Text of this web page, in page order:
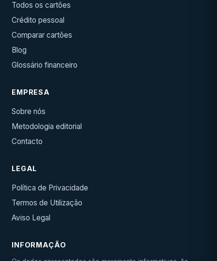
Todos os cartões
Crédito pessoal
Comparar cartões
Blog
Glossário financeiro
EMPRESA
Sobre nós
Metodologia editorial
Contacto
LEGAL
Política de Privacidade
Termos de Utilização
Aviso Legal
INFORMAÇÃO